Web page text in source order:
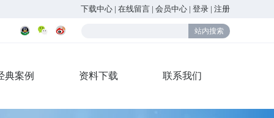
下载中心 | 在线留言 | 会员中心 | 登录 | 注册
典案例 资料下载 联系我们